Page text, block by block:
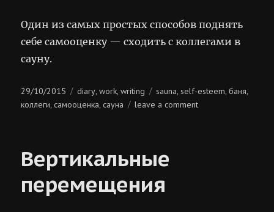
Один из самых простых способов поднять
себе самооценку — сходить с коллегами в
сауну.
Posted
on
29/10/2015 Categories
diary,work,writing Tags
sauna, self-esteem,баня,
коллеги,самооценка,сауна leave a commenton
Вертикальные
перемещения